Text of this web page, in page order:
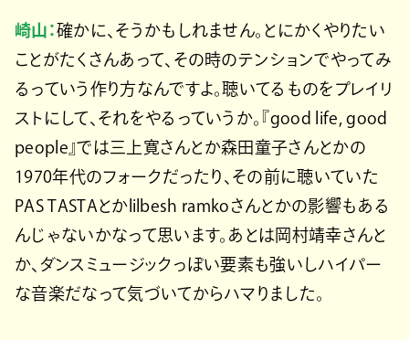
崎山：確かに、そうかもしれません。とにかくやりたい
ことがたくさんあって、その時のテンションでやってみ
るっていう作り方なんですよ。聴いてるものをプレイリ
ストにして、それをやるっていうか。『good life, good
people』では三上寛さんとか森田童子さんとかの
1970年代のフォークだったり、その前に聴いていた
PAS TASTAとかlilbesh ramkoさんとかの影響もある
んじゃないかなって思います。あとは岡村靖幸さんと
か、ダンスミュージックっぽい要素も強いしハイパー
な音楽だなって気づいてからハマりました。